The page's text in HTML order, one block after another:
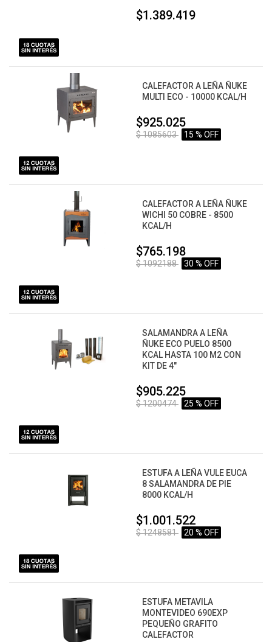
$1.389.419
CALEFACTOR A LEÑA ÑUKE
MULTI ECO - 10000 KCAL/H
$925.025
$ 1085603 15 % OFF
CALEFACTOR A LEÑA ÑUKE
WICHI 50 COBRE - 8500
KCAL/H
$765.198
$ 1092188 30 % OFF
SALAMANDRA A LEÑA
ÑUKE ECO PUELO 8500
KCAL HASTA 100 M2 CON
KIT DE 4"
$905.225
$ 1200474 25 % OFF
ESTUFA A LEÑA VULE EUCA
8 SALAMANDRA DE PIE
8000 KCAL/H
$1.001.522
$ 1248581 20 % OFF
ESTUFA METAVILA
MONTEVIDEO 690EXP
PEQUEÑO GRAFITO
CALEFACTOR